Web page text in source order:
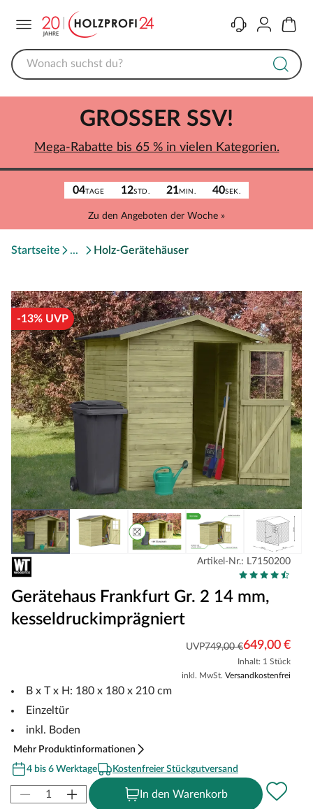
KontaktKonto
04TAGE 12STD. 21MIN. 40SEK.
Zu den Angeboten der Woche »
GROSSER SSV!
Mega-Rabatte bis 65 % in vielen Kategorien.
Startseite Holz-Gerätehäuser
-13% UVP
Artikel-Nr.: L7150200
Gerätehaus Frankfurt Gr. 2 14 mm,
kesseldruckimprägniert
UVP749,00 €649,00 €
Inhalt: 1 Stück
inkl. MwSt. Versandkostenfrei
B x T x H: 180 x 180 x 210 cm
Einzeltür
inkl. Boden
Mehr Produktinformationen
4 bis 6 Werktage
Kostenfreier Stückgutversand
In den Warenkorb